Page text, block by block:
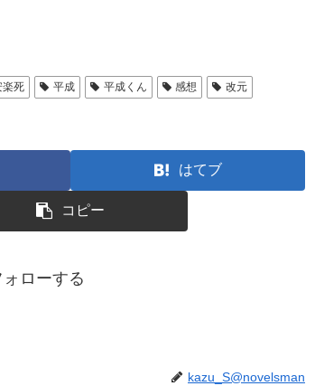
楽死 平成 平成くん 感想 改元
はてブ
コピー
ローする
kazu_S@novelsman